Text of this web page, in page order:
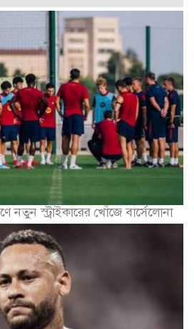
নতুন স্ট্রাইকারের খোঁজে বার্সেলোনা